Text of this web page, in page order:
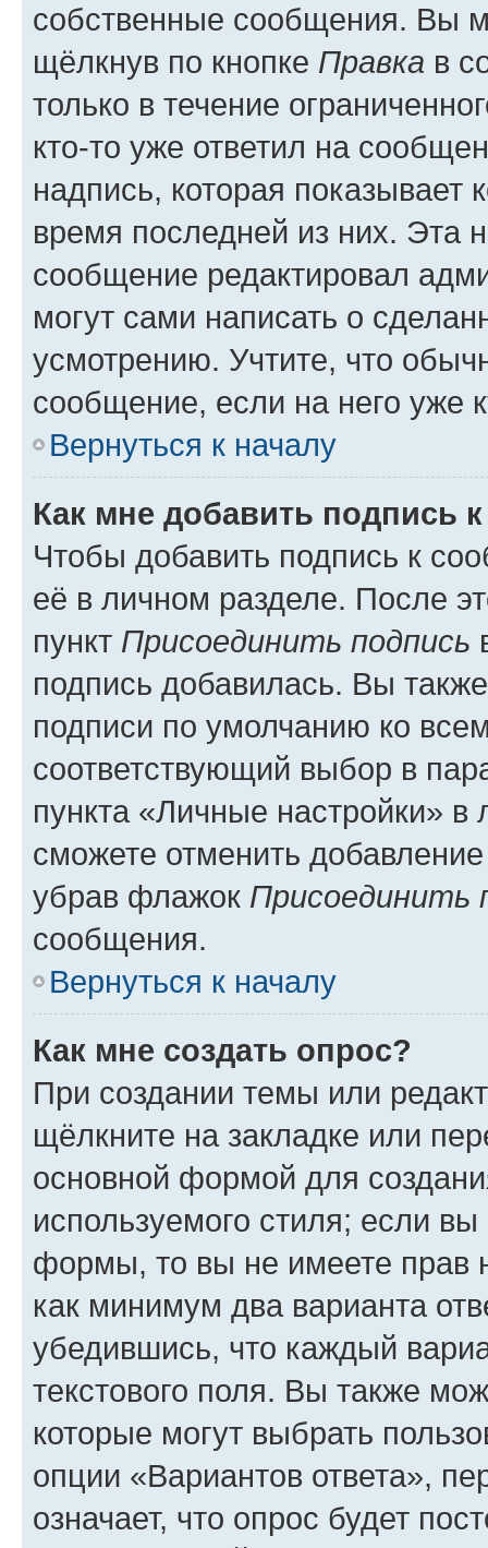
собственные сообщения. Вы
щёлкнув по кнопке Правка в
только в течение
кто-то уже ответил на
надпись, которая показывает
время последней из них. Эта
сообщение редактировал
могут сами написать о
усмотрению. Учтите, что
сообщение, если на него уже
Вернуться к началу
Как мне добавить подпись
Чтобы добавить подпись к
её в личном разделе. После
пункт Присоединить подпись
подпись добавилась. Вы
подписи по умолчанию ко
соответствующий выбор в
пункта «Личные настройки»
сможете отменить
убрав флажок Присоединить
сообщения.
Вернуться к началу
Как мне создать опрос?
При создании темы или
щёлкните на закладке или
основной формой для
используемого стиля; если
формы, то вы не имеете прав
как минимум два варианта
убедившись, что каждый
текстового поля. Вы также
которые могут выбрать
опции «Вариантов ответа»,
означает, что опрос будет